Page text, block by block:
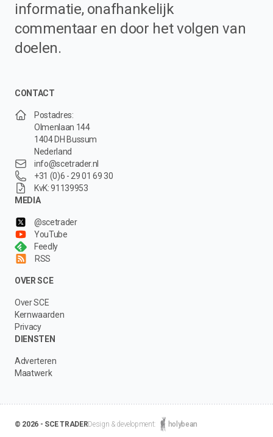
informatie, onafhankelijk
commentaar en door het volgen van
doelen.
CONTACT
Postadres:
Olmenlaan 144
1404 DH Bussum
Nederland
info@scetrader.nl
+31 (0)6 - 29 01 69 30
KvK: 91139953
MEDIA
@scetrader
YouTube
Feedly
RSS
OVER SCE
Over SCE
Kernwaarden
Privacy
DIENSTEN
Adverteren
Maatwerk
© 2026 - SCE TRADERDesign & development: holybean